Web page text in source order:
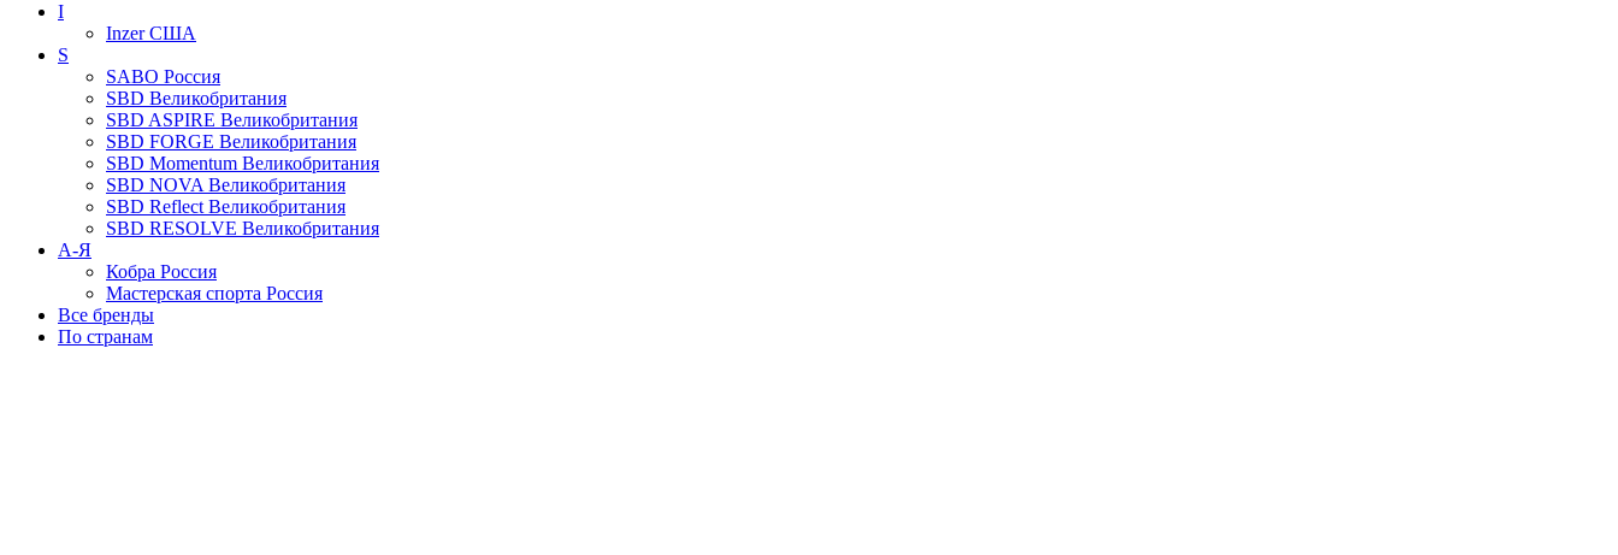
I
InzerСША
S
SABO Россия
SBD Великобритания
SBD ASPIRE Великобритания
SBD FORGE Великобритания
SBD Momentum Великобритания
SBD NOVA Великобритания
SBD Reflect Великобритания
SBD RESOLVE Великобритания
А-Я
Кобра Россия
Мастерская спорта Россия
Все бренды
По странам